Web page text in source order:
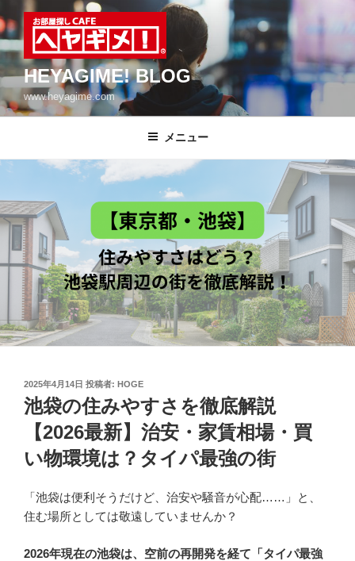
ン
テ
ン
ツ
へ
ッ
HEYAGIME! BLOG
www.heyagime.com
メニュー
投
稿
日:
2025年4月14日 投稿者: HOGE
池袋の住みやすさを徹底解説
【2026最新】治安・家賃相場・買
い物環境は？タイパ最強の街
「池袋は便利そうだけど、治安や騒音が心配……」と、
住む場所としては敬遠していませんか？
2026年現在の池袋は、空前の再開発を経て「タイパ最強